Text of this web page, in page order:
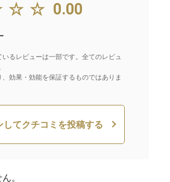
0.00
るレビューは一部です。全てのレビュ
効果・効能を保証するものではありま
してクチコミを投稿する
。